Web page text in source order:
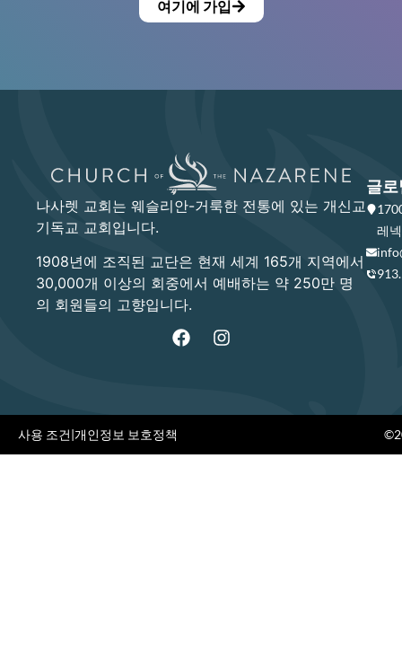
여기에 가입
나사렛 교회는 웨슬리안-거룩한 전통에 있는 개신교
기독교 교회입니다.
1908년에 조직된 교단은 현재 세계 165개 지역에서
30,000개 이상의 회중에서 예배하는 약 250만 명
의 회원들의 고향입니다.
글로
레
사용 조건|개인정보 보호정책